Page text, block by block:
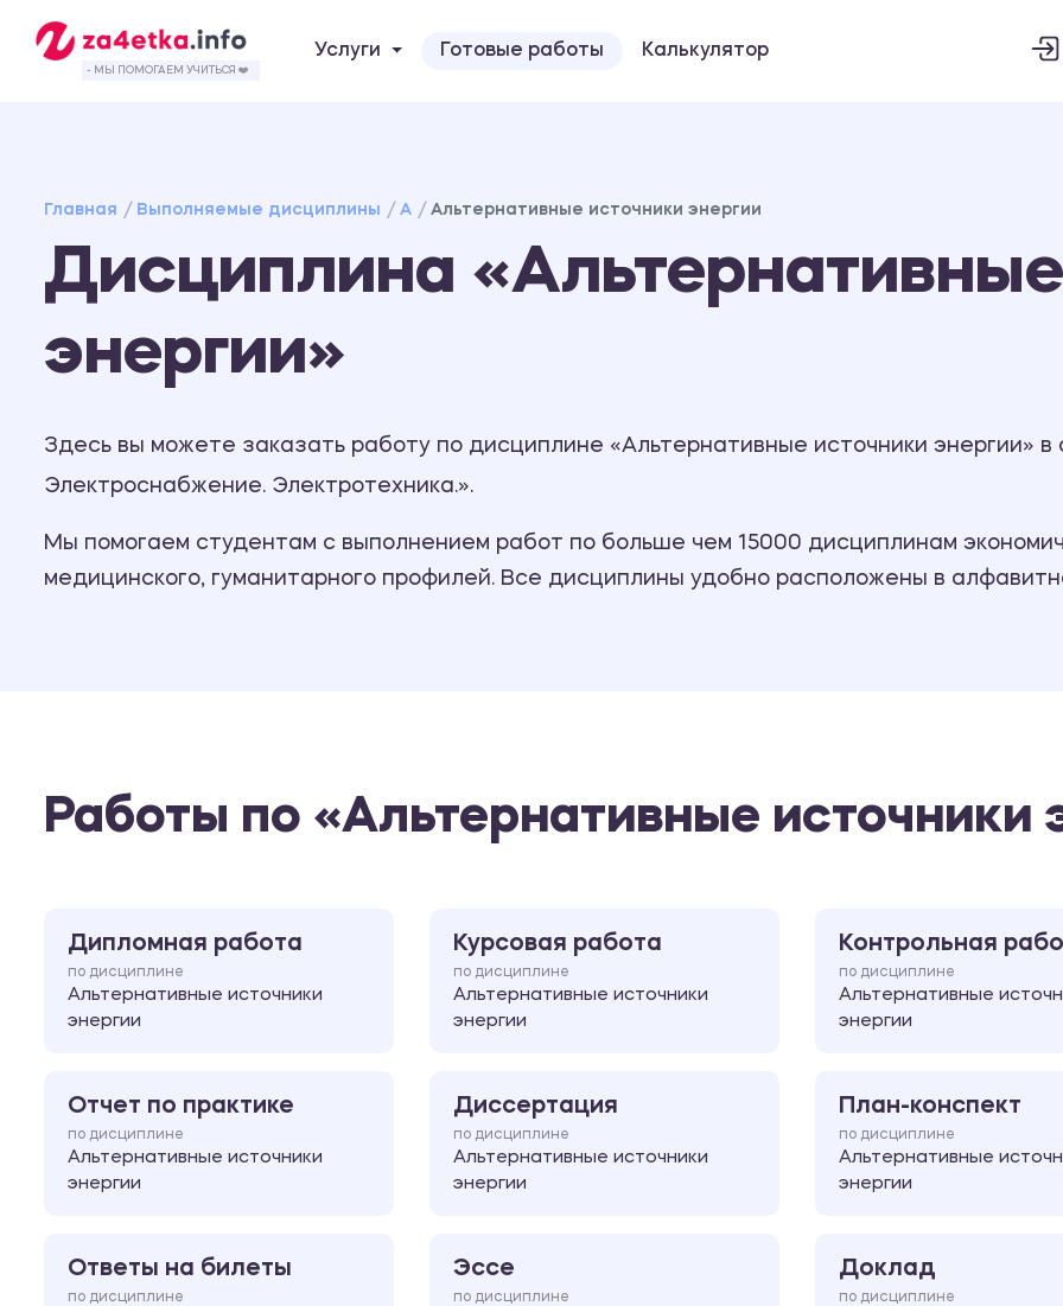
- МЫ ПОМОГАЕМ УЧИТЬСЯ ❤️
Услуги Готовые работы Калькулятор
Главная Выполняемые дисциплины А Альтернативные источники энергии
Дисциплина
энергии»
Здесь вы можете заказать работу по дисциплине «Альтернативные источники энергии»
Электроснабжение. Электротехника.».
Мы помогаем студентам с выполнением работ по больше чем 15000 дисциплинам
медицинского, гуманитарного профилей. Все дисциплины удобно расположены в
Работы по «Альтернативные источники
Дипломная работа
по дисциплине
Альтернативные источники
энергии
Курсовая работа
по дисциплине
Альтернативные источники
энергии
Контрольная
по дисциплине
Альтернативные
энергии
Отчет по практике
по дисциплине
Альтернативные источники
энергии
Диссертация
по дисциплине
Альтернативные источники
энергии
План-конспект
по дисциплине
Альтернативные
энергии
Ответы на билеты
по дисциплине
Эссе
по дисциплине
Доклад
по дисциплине